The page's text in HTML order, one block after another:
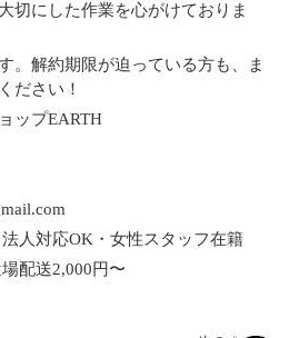
切にした作業を心がけておりま
。解約期限が迫っている方も、ま
ださい！
ップEARTH
人対応OK・女性スタッフ在籍
配送2,000円〜